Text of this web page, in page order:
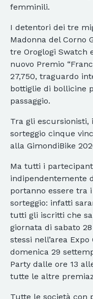
femminili.
I detentori dei tre
Madonna del Corno
tre Oroglogi Swatch
nuovo Premio
27,750, traguardo
bottiglie di bollicine
passaggio.
Tra gli escursionisti,
sorteggio cinque
alla GimondiBike
Ma tutti i
indipendentemente
portanno essere tra
sorteggio: infatti
tutti gli iscritti che
giornata di sabato
stessi nell’area
domenica 29
Party dalle ore 13
tutte le altre
Tutte le società con